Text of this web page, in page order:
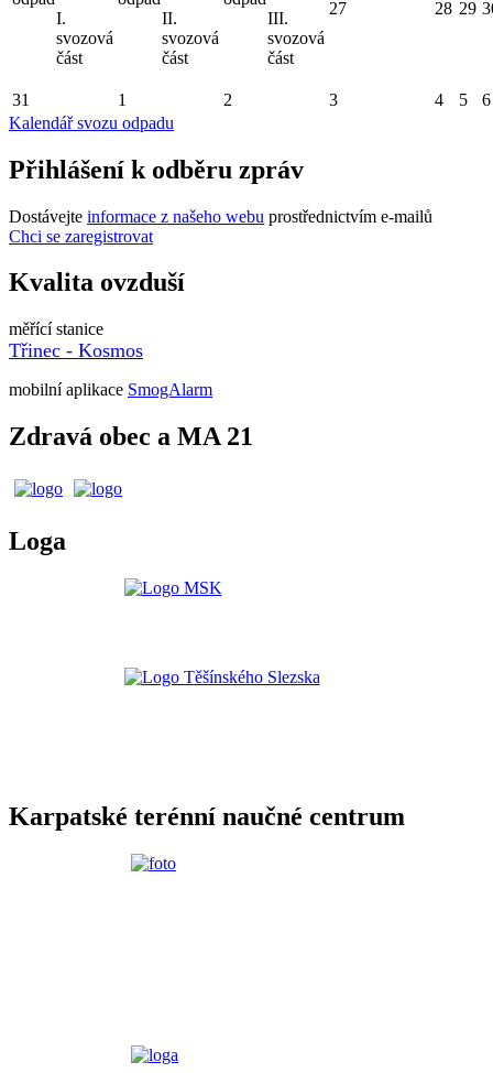
I.
svozová
část
II.
svozová
část
III.
svozová
část
27 28 29
31 1 2 3 4 5
6
Kalendář svozu odpadu
Přihlášení k odběru zpráv
Dostávejte informace z našeho webu prostřednictvím e-mailů
Chci se zaregistrovat
Kvalita ovzduší
měřící stanice
Třinec - Kosmos
mobilní aplikace SmogAlarm
Zdravá obec a MA 21
Loga
Karpatské terénní naučné centrum